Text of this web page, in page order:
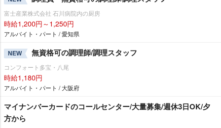
富士産業株式会社 石川病院内の厨房
時給1,200円～1,250円
アルバイト・パート / 愛知県
NEW 無資格可の調理師/調理スタッフ
コンフォート多宝・八尾
時給1,180円
アルバイト・パート / 大阪府
マイナンバーカードのコールセンター/大量募集/週休3日OK/夕
方から